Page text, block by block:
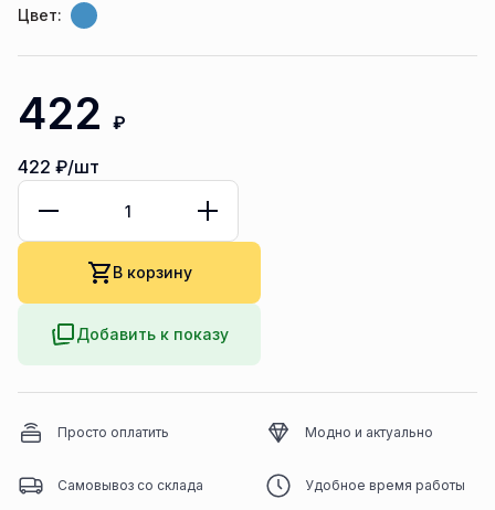
Цвет:
422 ₽
422 ₽/шт
В корзину
Добавить к показу
Просто оплатить Модно и актуально
Самовывоз со склада Удобное время работы